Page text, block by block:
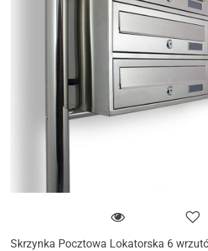
Skrzynka Pocztowa Lokatorska 6